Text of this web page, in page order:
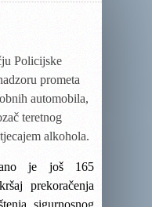
Policijske
prometa
automobila,
teretnog
alkohola.
je još 165
prekoračenja
sigurnosnog